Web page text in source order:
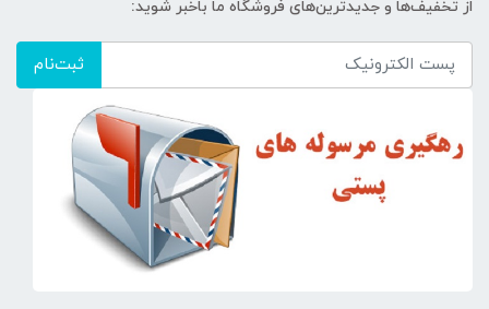
از تخفیف‌ها و جدیدترین‌های فروشگاه ما باخبر شوید:
ثبت‌نام